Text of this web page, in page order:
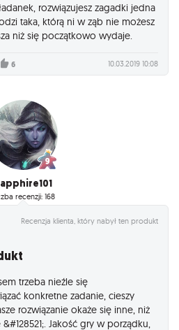
rozwiązujesz zagadki jedna
taka, którą ni w ząb nie możesz
niż się początkowo wydaje.
6 10.03.2019 10:08
recenzji: 168
Recenzja klienta, który nabył ten produkt
trzeba nieźle się
konkretne zadanie, cieszy
rozwiązanie okaże się inne, niż
Jakość gry w porządku,